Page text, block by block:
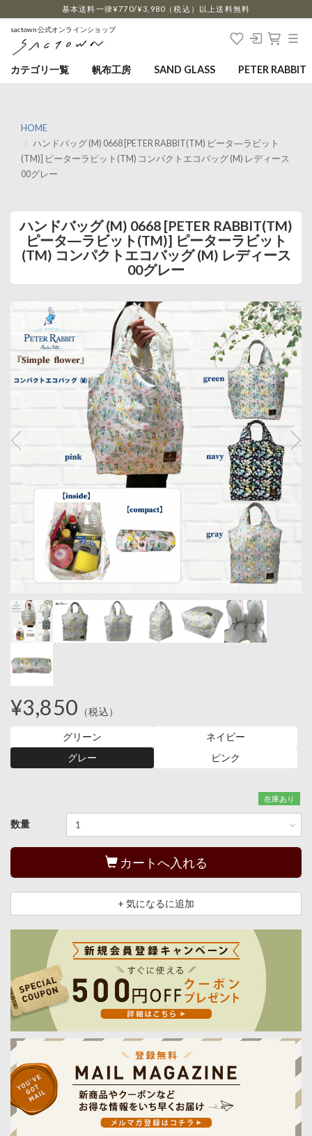
基本送料一律¥770/¥3,980（税込）以上送料無料
sactown公式オンラインショップ
カテゴリ一覧 帆布工房 SAND GLASS PETER RABBIT
HOME
ハンドバッグ (M) 0668 [PETER RABBIT(TM) ピータ―ラビット
(TM)] ピーターラビット(TM) コンパクトエコバッグ (M) レディース
00グレー
ハンドバッグ (M) 0668 [PETER RABBIT(TM)
ピータ―ラビット(TM)] ピーターラビット
(TM) コンパクトエコバッグ (M) レディース
00グレー
¥3,850 （税込）
グリーン
ネイビー
グレー
ピンク
在庫あり
数量
カートへ入れる
+ 気になるに追加